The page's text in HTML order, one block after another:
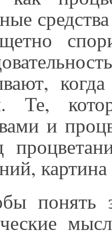
Те,
и
понять